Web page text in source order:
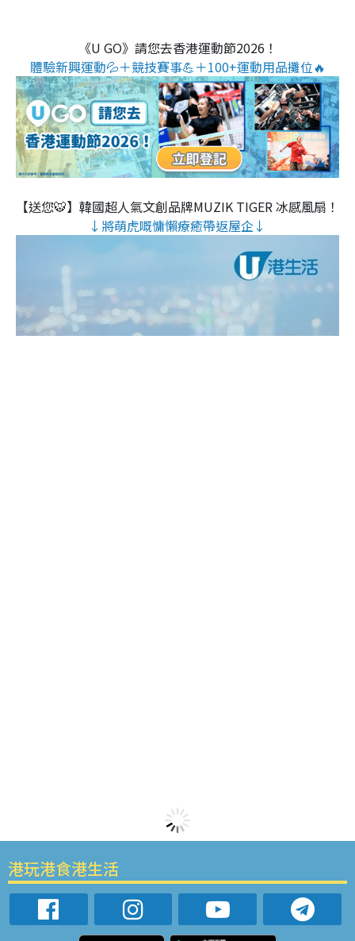
《U GO》請您去香港運動節2026！
體驗新興運動💦＋競技賽事💪＋100+運動用品攤位🔥
【送您🐯】韓國超人氣文創品牌MUZIK TIGER 冰感風扇！
↓將萌虎嘅慵懶療癒帶返屋企↓
港玩港食港生活